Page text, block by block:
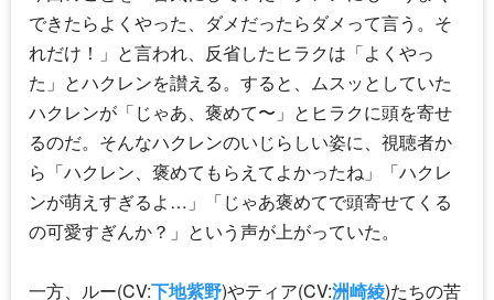
できたらよくやった、ダメだったらダメって言う。そ
れだけ！」と言われ、反省したヒラクは「よくやっ
た」とハクレンを讃える。すると、ムスッとしていた
ハクレンが「じゃあ、褒めて〜」とヒラクに頭を寄せ
るのだ。そんなハクレンのいじらしい姿に、視聴者か
ら「ハクレン、褒めてもらえてよかったね」「ハクレ
ンが萌えすぎるよ…」「じゃあ褒めてで頭寄せてくる
の可愛すぎんか？」という声が上がっていた。
一方、ルー(CV:下地紫野)やティア(CV:洲崎綾)たちの苦